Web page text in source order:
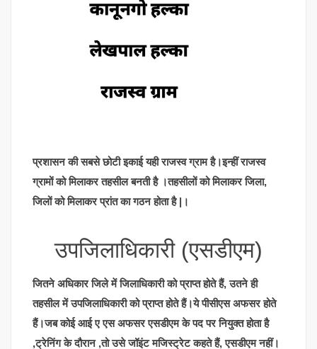
प्रशासन की सबसे छोटी इकाई यही राजस्व ग्राम है।इन्हीं राजस्व
ग्रामों को मिलाकर तहसील बनती है ।तहसीलों को मिलाकर जिला,
जिलों को मिलाकर प्रांत का गठन होता है |।
उपजिलाधिकारी (एसडीएम)
जितने अधिकार जिले में जिलाधिकारी को प्राप्त होते हैं, उतने ही
तहसील में उपजिलाधिकारी को प्राप्त होते हैं।ये पीसीएस अफसर होते
हैं।जब कोई आई ए एस अफसर एसडीएम के पद पर नियुक्त होता है
,ट्रेनिंग के दौरान ,तो उसे जॉइंट मजिस्ट्रेट कहते हैं, एसडीएम नहीं।